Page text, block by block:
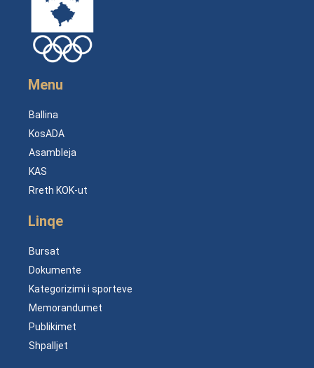
Menu
Ballina
KosADA
Asambleja
KAS
Rreth KOK-ut
Linqe
Bursat
Dokumente
Kategorizimi i sporteve
Memorandumet
Publikimet
Shpalljet